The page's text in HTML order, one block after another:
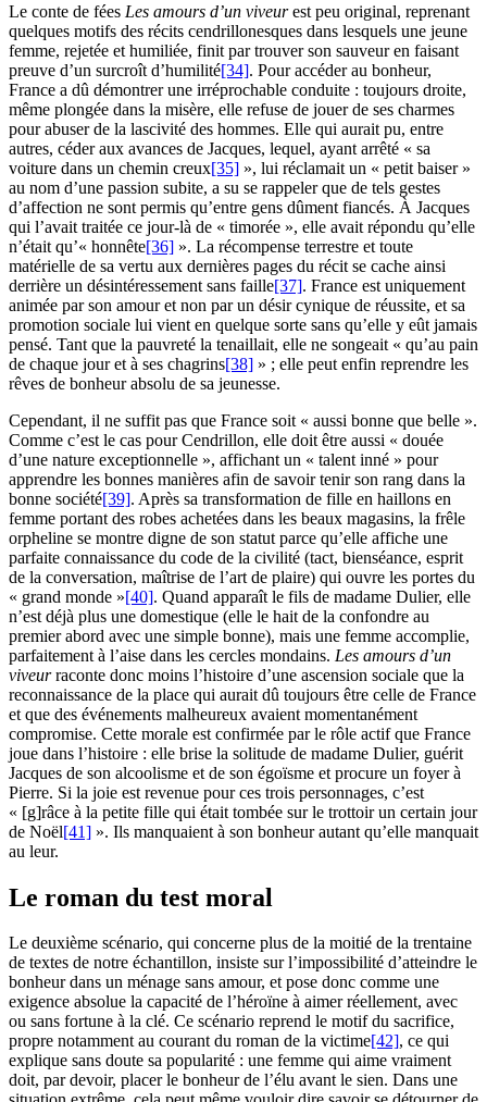
Le conte de fées Les amours d’un viveurest peu original, reprenant
quelques motifs des récits cendrillonesques dans lesquels une jeune
femme, rejetée et humiliée, finit par trouver son sauveur en faisant
preuve d’un surcroît d’humilité[34]. Pour accéder au bonheur,
France a dû démontrer une irréprochable conduite : toujours droite,
même plongée dans la misère, elle refuse de jouer de ses charmes
pour abuser de la lascivité des hommes. Elle qui aurait pu, entre
autres, céder aux avances de Jacques, lequel, ayant arrêté « sa
voiture dans un chemin creux[35] », lui réclamait un « petit baiser »
au nom d’une passion subite, a su se rappeler que de tels gestes
d’affection ne sont permis qu’entre gens dûment fiancés. À Jacques
qui l’avait traitée ce jour-là de « timorée », elle avait répondu qu’elle
n’était qu’« honnête[36] ». La récompense terrestre et toute
matérielle de sa vertu aux dernières pages du récit se cache ainsi
derrière un désintéressement sans faille[37]. France est uniquement
animée par son amour et non par un désir cynique de réussite, et sa
promotion sociale lui vient en quelque sorte sans qu’elle y eût jamais
pensé. Tant que la pauvreté la tenaillait, elle ne songeait « qu’au pain
de chaque jour et à ses chagrins[38] » ; elle peut enfin reprendre les
rêves de bonheur absolu de sa jeunesse.
Cependant, il ne suffit pas que France soit « aussi bonne que belle ».
Comme c’est le cas pour Cendrillon, elle doit être aussi « douée
d’une nature exceptionnelle », affichant un « talent inné » pour
apprendre les bonnes manières afin de savoir tenir son rang dans la
bonne société[39]. Après sa transformation de fille en haillons en
femme portant des robes achetées dans les beaux magasins, la frêle
orpheline se montre digne de son statut parce qu’elle affiche une
parfaite connaissance du code de la civilité (tact, bienséance, esprit
de la conversation, maîtrise de l’art de plaire) qui ouvre les portes du
« grand monde »[40]. Quand apparaît le fils de madame Dulier, elle
n’est déjà plus une domestique (elle le hait de la confondre au
premier abord avec une simple bonne), mais une femme accomplie,
parfaitement à l’aise dans les cercles mondains. Les amours d’un
viveurraconte donc moins l’histoire d’une ascension sociale que la
reconnaissance de la place qui aurait dû toujours être celle de France
et que des événements malheureux avaient momentanément
compromise. Cette morale est confirmée par le rôle actif que France
joue dans l’histoire : elle brise la solitude de madame Dulier, guérit
Jacques de son alcoolisme et de son égoïsme et procure un foyer à
Pierre. Si la joie est revenue pour ces trois personnages, c’est
« [g]râce à la petite fille qui était tombée sur le trottoir un certain jour
de Noël[41] ». Ils manquaient à son bonheur autant qu’elle manquait
au leur.
Le roman du test moral
Le deuxième scénario, qui concerne plus de la moitié de la trentaine
de textes de notre échantillon, insiste sur l’impossibilité d’atteindre le
bonheur dans un ménage sans amour, et pose donc comme une
exigence absolue la capacité de l’héroïne à aimer réellement, avec
ou sans fortune à la clé. Ce scénario reprend le motif du sacrifice,
propre notamment au courant du roman de la victime[42], ce qui
explique sans doute sa popularité : une femme qui aime vraiment
doit, par devoir, placer le bonheur de l’élu avant le sien. Dans une